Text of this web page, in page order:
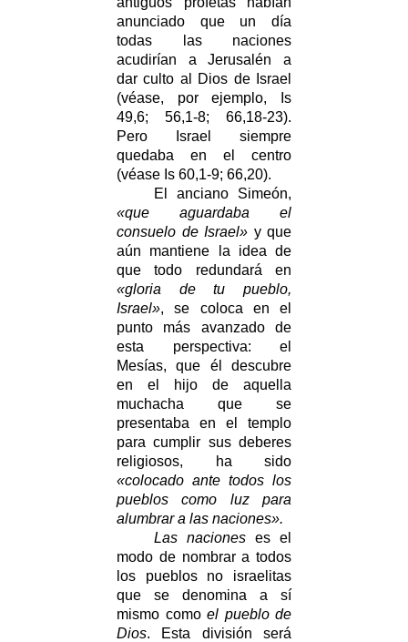
anunciado que un día
todas las naciones
acudirían a Jerusalén a
dar culto al Dios de Israel
(véase, por ejemplo, Is
49,6; 56,1-8; 66,18-23).
Pero Israel siempre
quedaba en el centro
(véase Is 60,1-9; 66,20).
El anciano Simeón,
«que aguardaba el
consuelo de Israel» y que
aún mantiene la idea de
que todo redundará en
«gloria de tu pueblo,
Israel», se coloca en el
punto más avanzado de
esta perspectiva: el
Mesías, que él descubre
en el hijo de aquella
muchacha que se
presentaba en el templo
para cumplir sus deberes
religiosos, ha sido
«colocado ante todos los
pueblos como luz para
alumbrar a las naciones».
Las nacioneses el
modo de nombrar a todos
los pueblos no israelitas
que se denomina a sí
mismo como el pueblo de
Dios. Esta división será